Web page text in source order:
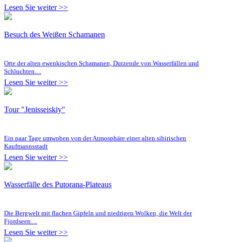
Lesen Sie weiter >>
Besuch des Weißen Schamanen
Orte der alten ewenkischen Schamanen, Dutzende von Wasserfällen und
Schluchten…
Lesen Sie weiter >>
Tour "Jenisseiskiy"
Ein paar Tage umwoben von der Atmosphäre einer alten sibirischen
Kaufmannsstadt
Lesen Sie weiter >>
Wasserfälle des Putorana-Plateaus
Die Bergwelt mit flachen Gipfeln und niedrigen Wolken, die Welt der
Fjordseen…
Lesen Sie weiter >>